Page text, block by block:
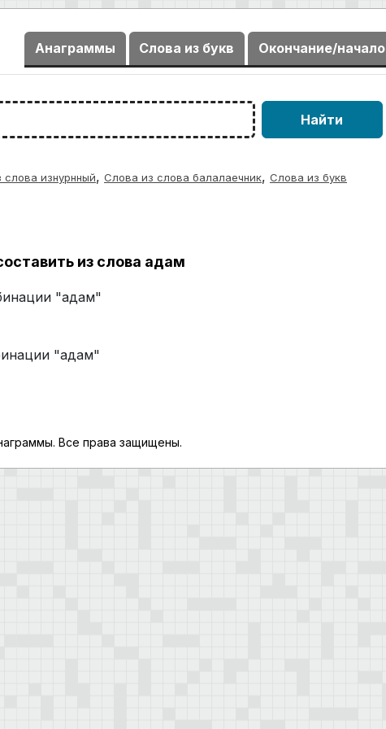
Анаграммы Слова из букв Окончание/начало
Найти
изнурнный, Слова из слова балалаечник, Слова из букв
из слова адам
"адам"
"адам"
Все права защищены.